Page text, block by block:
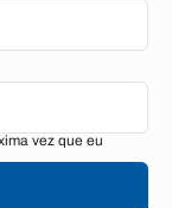
vez que eu